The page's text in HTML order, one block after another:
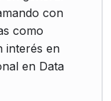
con
como
interés en
en Data